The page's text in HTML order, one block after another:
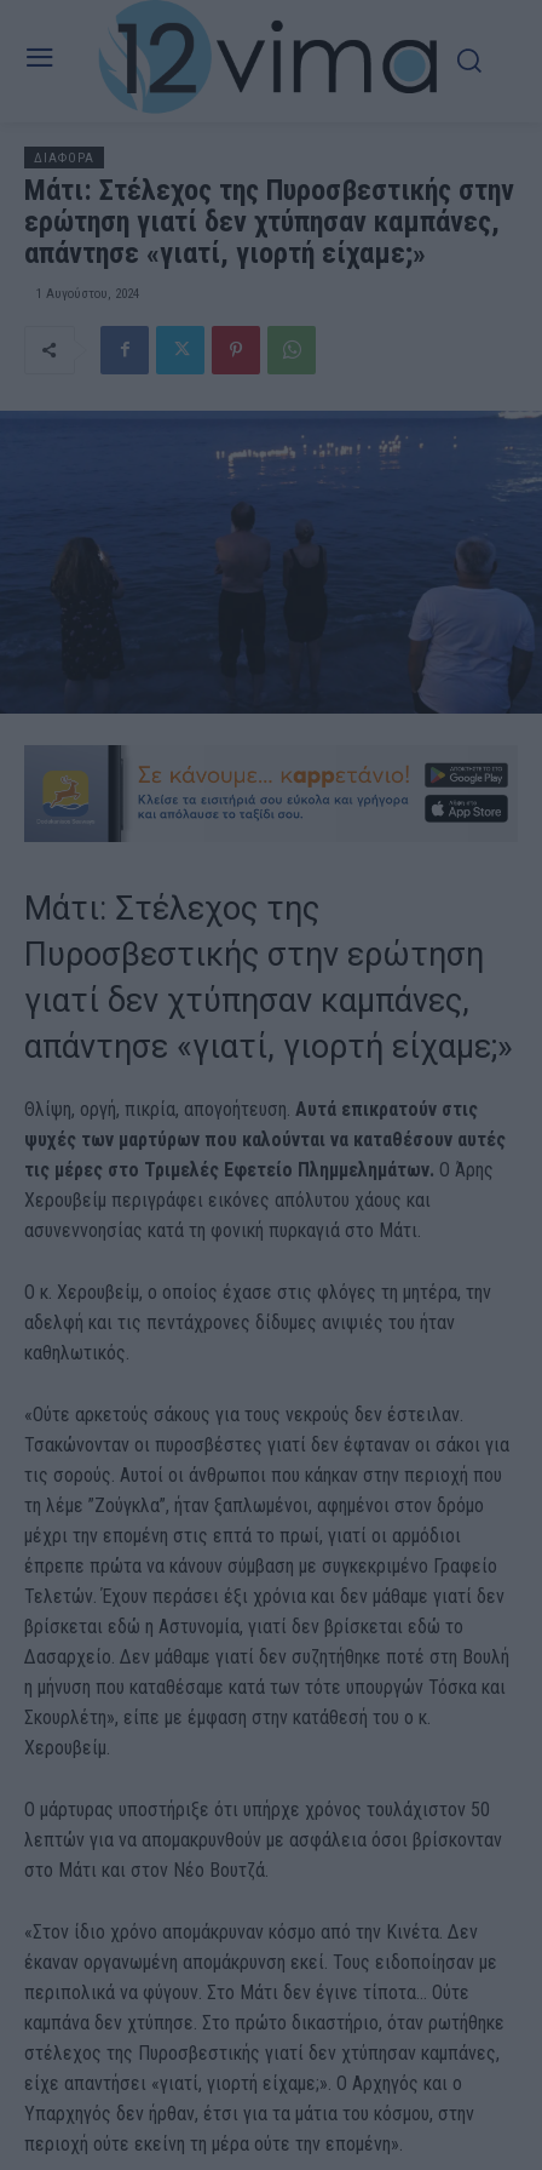
ΔΙΑΦΟΡΑ
Μάτι: Στέλεχος της Πυροσβεστικής στην
ερώτηση γιατί δεν χτύπησαν καμπάνες,
απάντησε «γιατί, γιορτή είχαμε;»
1 Αυγούστου, 2024
Μάτι: Στέλεχος της
Πυροσβεστικής στην ερώτηση
γιατί δεν χτύπησαν καμπάνες,
απάντησε «γιατί, γιορτή είχαμε;»
Θλίψη, οργή, πικρία, απογοήτευση. Αυτά επικρατούν στις
ψυχές των μαρτύρων που καλούνται να καταθέσουν αυτές
τις μέρες στο Τριμελές Εφετείο Πλημμελημάτων. Ο Άρης
Χερουβείμ περιγράφει εικόνες απόλυτου χάους και
ασυνεννοησίας κατά τη φονική πυρκαγιά στο Μάτι.
Ο κ. Χερουβείμ, ο οποίος έχασε στις φλόγες τη μητέρα, την
αδελφή και τις πεντάχρονες δίδυμες ανιψιές του ήταν
καθηλωτικός.
«Ούτε αρκετούς σάκους για τους νεκρούς δεν έστειλαν.
Τσακώνονταν οι πυροσβέστες γιατί δεν έφταναν οι σάκοι για
τις σορούς. Αυτοί οι άνθρωποι που κάηκαν στην περιοχή που
τη λέμε ”Ζούγκλα”, ήταν ξαπλωμένοι, αφημένοι στον δρόμο
μέχρι την επομένη στις επτά το πρωί, γιατί οι αρμόδιοι
έπρεπε πρώτα να κάνουν σύμβαση με συγκεκριμένο Γραφείο
Τελετών. Έχουν περάσει έξι χρόνια και δεν μάθαμε γιατί δεν
βρίσκεται εδώ η Αστυνομία, γιατί δεν βρίσκεται εδώ το
Δασαρχείο. Δεν μάθαμε γιατί δεν συζητήθηκε ποτέ στη Βουλή
η μήνυση που καταθέσαμε κατά των τότε υπουργών Τόσκα και
Σκουρλέτη», είπε με έμφαση στην κατάθεσή του ο κ.
Χερουβείμ.
Ο μάρτυρας υποστήριξε ότι υπήρχε χρόνος τουλάχιστον 50
λεπτών για να απομακρυνθούν με ασφάλεια όσοι βρίσκονταν
στο Μάτι και στον Νέο Βουτζά.
«Στον ίδιο χρόνο απομάκρυναν κόσμο από την Κινέτα. Δεν
έκαναν οργανωμένη απομάκρυνση εκεί. Τους ειδοποίησαν με
περιπολικά να φύγουν. Στο Μάτι δεν έγινε τίποτα… Ούτε
καμπάνα δεν χτύπησε. Στο πρώτο δικαστήριο, όταν ρωτήθηκε
στέλεχος της Πυροσβεστικής γιατί δεν χτύπησαν καμπάνες,
είχε απαντήσει «γιατί, γιορτή είχαμε;». Ο Αρχηγός και ο
Υπαρχηγός δεν ήρθαν, έτσι για τα μάτια του κόσμου, στην
περιοχή ούτε εκείνη τη μέρα ούτε την επομένη».